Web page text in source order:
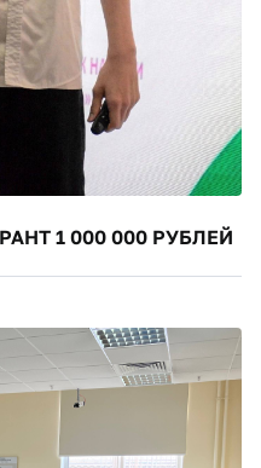
1 000 000 РУБЛЕЙ